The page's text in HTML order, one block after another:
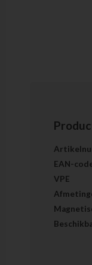
EAN-
VPE